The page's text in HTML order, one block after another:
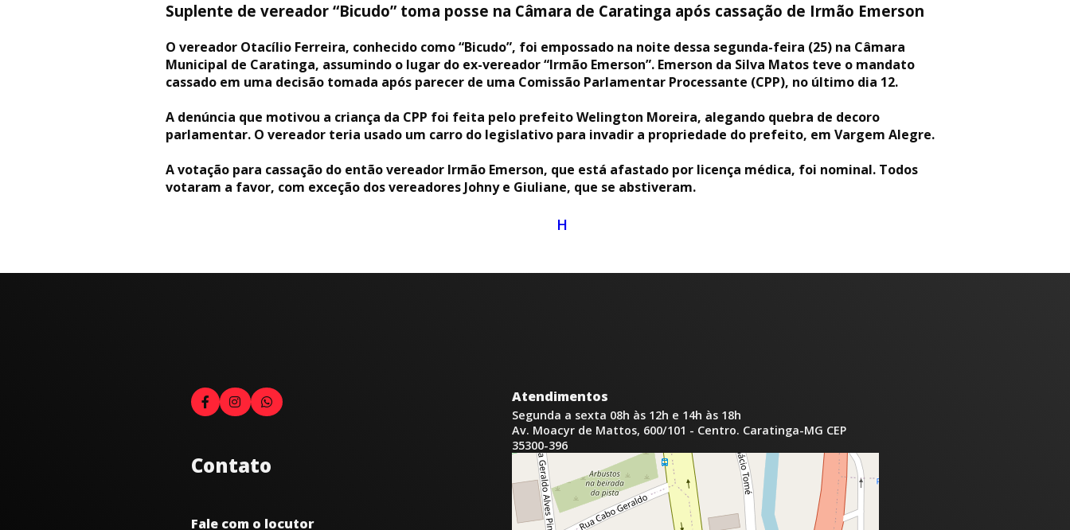
Suplente de vereador “Bicudo” toma posse na Câmara de Caratinga após cassação de Irmão Emerson
O vereador Otacílio Ferreira, conhecido como “Bicudo”, foi empossado na noite dessa segunda-feira (25) na Câmara
Municipal de Caratinga, assumindo o lugar do ex-vereador “Irmão Emerson”. Emerson da Silva Matos teve o mandato
cassado em uma decisão tomada após parecer de uma Comissão Parlamentar Processante (CPP), no último dia 12.
A denúncia que motivou a criança da CPP foi feita pelo prefeito Welington Moreira, alegando quebra de decoro
parlamentar. O vereador teria usado um carro do legislativo para invadir a propriedade do prefeito, em Vargem Alegre.
A votação para cassação do então vereador Irmão Emerson, que está afastado por licença médica, foi nominal. Todos
votaram a favor, com exceção dos vereadores Johny e Giuliane, que se abstiveram.
H
Contato
Fale com o locutor
Atendimentos
Segunda a sexta 08h às 12h e 14h às 18h
Av. Moacyr de Mattos, 600/101 - Centro. Caratinga-MG CEP
35300-396